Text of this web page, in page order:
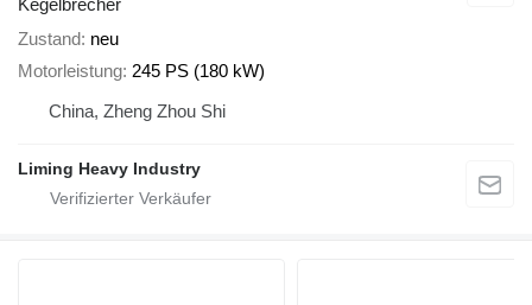
Kegelbrecher
Zustand neu
Motorleistung 245 PS (180 kW)
China, Zheng Zhou Shi
Liming Heavy Industry